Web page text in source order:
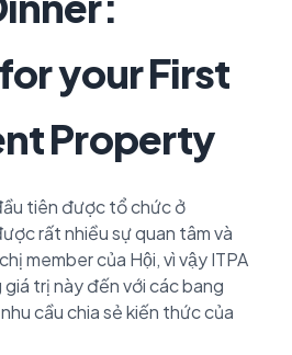
your First
Property
tiên được tổ chức ở
rất nhiều sự quan tâm và
member của Hội, vì vậy ITPA
trị này đến với các bang
cầu chia sẻ kiến thức của